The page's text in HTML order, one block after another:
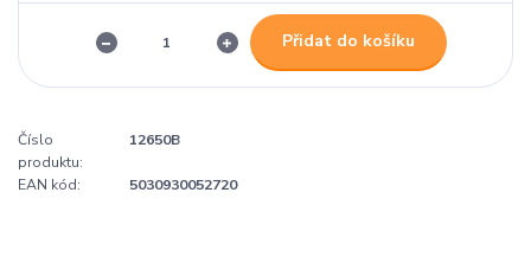
Přidat do košíku
Číslo
produktu:
12650B
EAN kód: 5030930052720